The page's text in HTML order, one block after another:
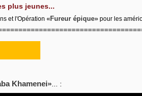
plus jeunes...
et l'Opération Fureur épique pour les
Khamenei ... :